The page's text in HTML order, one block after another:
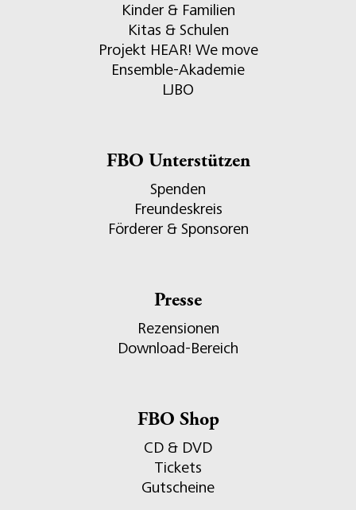
Kinder & Familien
Kitas & Schulen
Projekt HEAR! We move
Ensemble-Akademie
LJBO
FBO Unterstützen
Spenden
Freundeskreis
Förderer & Sponsoren
Presse
Rezensionen
Download-Bereich
FBO Shop
CD & DVD
Tickets
Gutscheine